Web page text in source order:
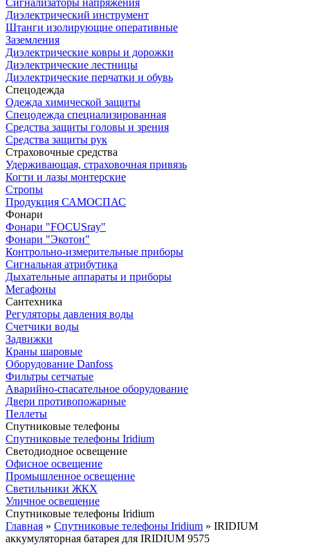
Сигнализаторы напряжения
Диэлектрический инструмент
Штанги изолирующие оперативные
Заземления
Диэлектрические ковры и дорожки
Диэлектрические лестницы
Диэлектрические перчатки и обувь
Спецодежда
Одежда химической защиты
Спецодежда специализированная
Средства защиты головы и зрения
Средства защиты рук
Страховочные средства
Удерживающая, страховочная привязь
Когти и лазы монтерские
Стропы
Продукция САМОСПАС
Фонари
Фонари "FOCUSray"
Фонари "Экотон"
Контрольно-измерительные приборы
Сигнальная атрибутика
Дыхательные аппараты и приборы
Мегафоны
Сантехника
Регуляторы давления воды
Счетчики воды
Задвижки
Краны шаровые
Оборудование Danfoss
Фильтры сетчатые
Аварийно-спасательное оборудование
Двери противопожарные
Пеллеты
Спутниковые телефоны
Спутниковые телефоны Iridium
Светодиодное освещение
Офисное освещение
Промышленное освещение
Светильники ЖКХ
Уличное освещение
Спутниковые телефоны Iridium
Главная » Спутниковые телефоны Iridium » IRIDIUM
аккумуляторная батарея для IRIDIUM 9575